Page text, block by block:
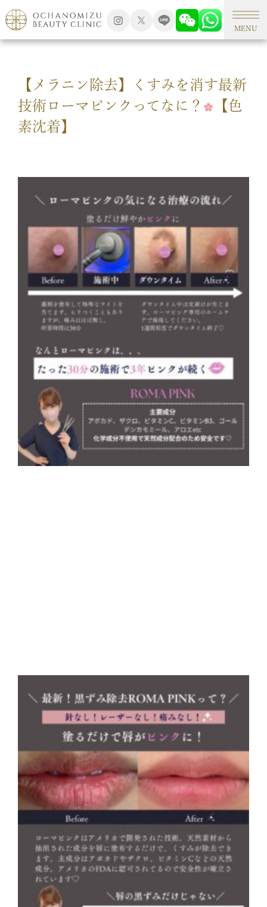
MENU
TOP アートメイク
【メラニン除去】くすみを消す最新
技術ローマピンクってなに？
【色
素沈着】